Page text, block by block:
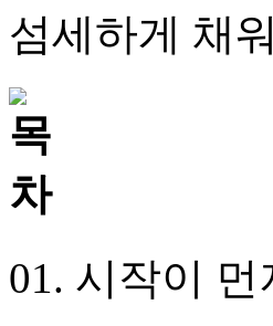
섬세하게 채
01. 시작이